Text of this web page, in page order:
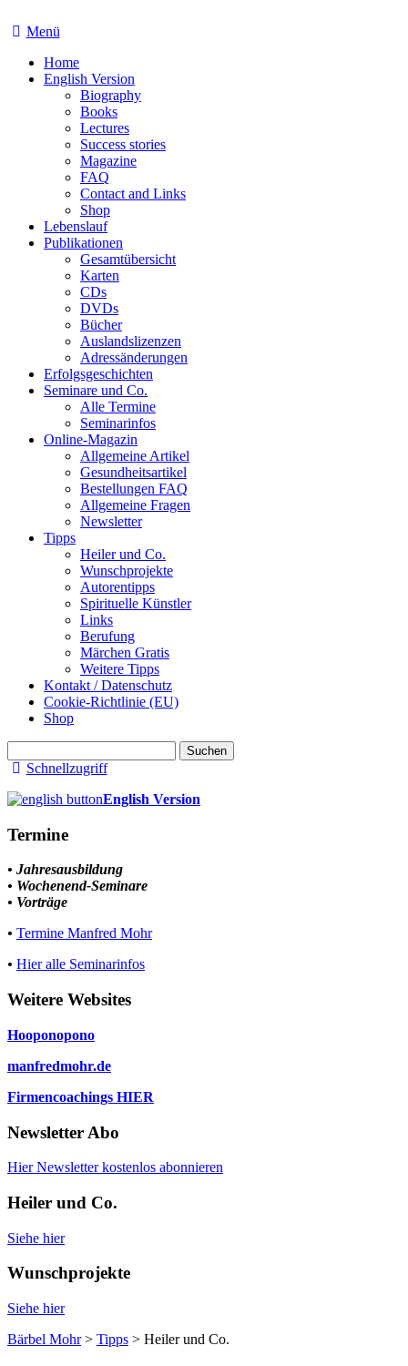
Menü
Home
English Version
Biography
Books
Lectures
Success stories
Magazine
FAQ
Contact and Links
Shop
Lebenslauf
Publikationen
Gesamtübersicht
Karten
CDs
DVDs
Bücher
Auslandslizenzen
Adressänderungen
Erfolgsgeschichten
Seminare und Co.
Alle Termine
Seminarinfos
Online-Magazin
Allgemeine Artikel
Gesundheitsartikel
Bestellungen FAQ
Allgemeine Fragen
Newsletter
Tipps
Heiler und Co.
Wunschprojekte
Autorentipps
Spirituelle Künstler
Links
Berufung
Märchen Gratis
Weitere Tipps
Kontakt / Datenschutz
Cookie-Richtlinie (EU)
Shop
nach:Schnellzugriff
English Version
Termine
• Jahresausbildung
• Wochenend-Seminare
• Vorträge
• Termine Manfred Mohr
• Hier alle Seminarinfos
Weitere Websites
Hooponopono
manfredmohr.de
Firmencoachings HIER
Newsletter Abo
Hier Newsletter kostenlos abonnieren
Heiler und Co.
Siehe hier
Wunschprojekte
Siehe hier
Bärbel Mohr> Tipps > Heiler und Co.